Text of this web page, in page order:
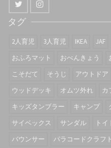
タグ
2人育児 3人育児 IKEA JAF
おふろマット
おべんきょう
こそだて
そうじ アウトドア
ウッドデッキ
オムツ外れ カ
キッズタンブラー
キャンプ
サイベックス
サンダル トイ
バウンサー
パラコードクラフト